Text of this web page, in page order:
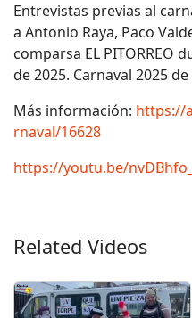
Entrevistas previas al
a Antonio Raya, Paco
comparsa EL PITORREO
de 2025. Carnaval 2025
Más información: https://
rnaval/16628
https://youtu.be/
Related Videos